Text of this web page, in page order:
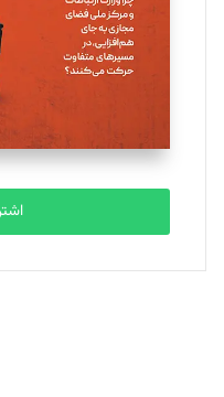
ملینا جعفری
تحریریه
مصطفی مسجدی
تحریریه
بابک نقاش
تحریریه